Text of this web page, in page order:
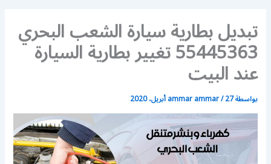
تبديل بطارية سيارة الشعب البحري
55445363 تغيير بطارية السيارة
عند البيت
بواسطة ammar ammar/27 أبريل، 2020